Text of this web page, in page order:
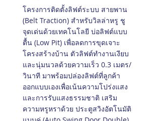
โครงการติดตั้งลิฟต์ระบบ สายพาน
(Belt Traction) สำหรับวิลล่าหรู ชู
จุดเด่นด้วยเทคโนโลยี บ่อลิฟต์แบบ
ตื้น (Low Pit) เพื่อลดการขุดเจาะ
โครงสร้างบ้าน ตัวลิฟต์ทำงานเงียบ
และนุ่มนวลด้วยความเร็ว 0.3 เมตร/
วินาที มาพร้อมปล่องลิฟต์ที่ลูกค้า
ออกแบบเองเพื่อเน้นความโปร่งแสง
และการรับแสงธรรมชาติ เสริม
ความหรูหราด้วย ประตูสวิงอัตโนมัติ